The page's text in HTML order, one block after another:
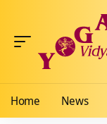
Home News